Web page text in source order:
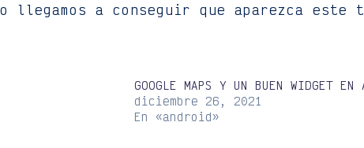
llegamos a conseguir que aparezca este
GOOGLE MAPS Y UN BUEN WIDGET EN
diciembre 26, 2021
En «android»